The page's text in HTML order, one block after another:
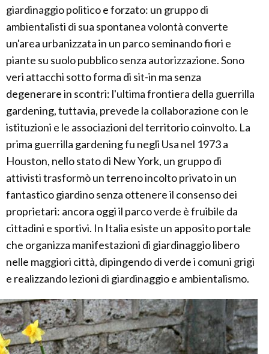
giardinaggio politico e forzato: un gruppo di
ambientalisti di sua spontanea volontà converte
un'area urbanizzata in un parco seminando fiori e
piante su suolo pubblico senza autorizzazione. Sono
veri attacchi sotto forma di sit-in ma senza
degenerare in scontri: l'ultima frontiera della guerrilla
gardening, tuttavia, prevede la collaborazione con le
istituzioni e le associazioni del territorio coinvolto. La
prima guerrilla gardening fu negli Usa nel 1973 a
Houston, nello stato di New York, un gruppo di
attivisti trasformò un terreno incolto privato in un
fantastico giardino senza ottenere il consenso dei
proprietari: ancora oggi il parco verde è fruibile da
cittadini e sportivi. In Italia esiste un apposito portale
che organizza manifestazioni di giardinaggio libero
nelle maggiori città, dipingendo di verde i comuni grigi
e realizzando lezioni di giardinaggio e ambientalismo.